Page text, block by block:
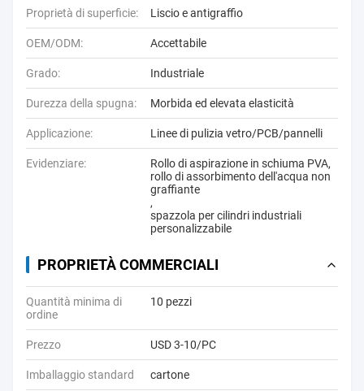
Proprietà di superficie: Liscio e antigraffio
OEM/ODM: Accettabile
Grado: Industriale
Durezza della spugna: Morbida ed elevata elasticità
Applicazione: Linee di pulizia vetro/PCB/pannelli
Evidenziare: Rollo di aspirazione in schiuma PVA,
rollo di assorbimento dell'acqua non
graffiante
,
spazzola per cilindri industriali
personalizzabile
PROPRIETÀ COMMERCIALI
Quantità minima di
ordine
10 pezzi
Prezzo USD 3-10/PC
Imballaggio standard cartone